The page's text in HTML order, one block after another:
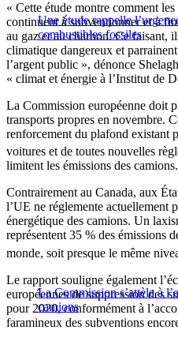
Une étude rappelle
combustibles fossiles
« Cette étude montre comment
continuent à subventionner et à
au gaz et au charbon. Ce faisant,
climatique dangereux et
l’argent public », dénonce
« climat et énergie à l’Institut de
La Commission européenne doit
transports propres en novembre.
renforcement du plafond existant
voitures et de toutes nouvelles
limitent les émissions des camions.
Contrairement au Canada, aux
l’UE ne réglemente actuellement
énergétique des camions. Un
représentent 35 % des émissions
monde, soit presque le même
La Commission s’attèle à
camions
Le rapport souligne également
européennes de suppression des
pour 2020, conformément à
faramineux des subventions